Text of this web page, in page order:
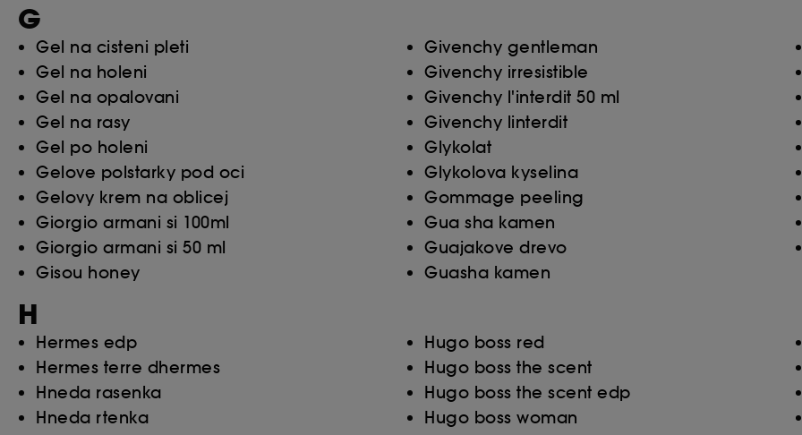
G
Gel na cisteni pleti
Gel na holeni
Gel na opalovani
Gel na rasy
Gel po holeni
Gelove polstarky pod oci
Gelovy krem na oblicej
Giorgio armani si 100ml
Giorgio armani si 50 ml
Gisou honey
Givenchy gentleman
Givenchy irresistible
Givenchy l'interdit 50 ml
Givenchy linterdit
Glykolat
Glykolova kyselina
Gommage peeling
Gua sha kamen
Guajakove drevo
Guasha kamen
H
Hermes edp
Hermes terre dhermes
Hneda rasenka
Hneda rtenka
Hugo boss red
Hugo boss the scent
Hugo boss the scent edp
Hugo boss woman